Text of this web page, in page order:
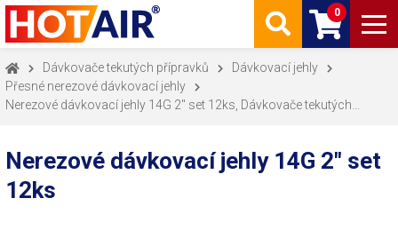
0
Dávkovače tekutých přípravků
Dávkovací jehly
Přesné nerezové dávkovací jehly
Nerezové dávkovací jehly 14G 2" set 12ks, Dávkovače tekutých
Nerezové dávkovací jehly 14G 2" set
12ks